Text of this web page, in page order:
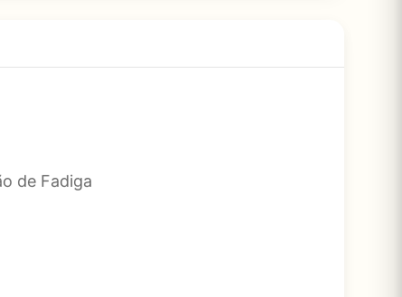
de Fadiga